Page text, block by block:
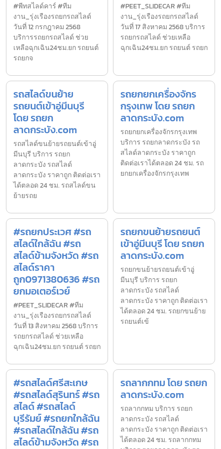
#พีทสไลด์คาร์ #ทีม
งาน_รุ่งเรืองรถยกรถสไลด์
วันที่ 12 กรกฎาคม 2568
บริการรถยกรถสไลด์ ช่วย
เหลือฉุกเฉิน24ชม.ยก รถยนต์
รถยกจ
#PEET_SLIDECAR #ทีม
งาน_รุ่งเรืองรถยกรถสไลด์
วันที่ 17 สิงหาคม 2568 บริการ
รถยกรถสไลด์ ช่วยเหลือ
ฉุกเฉิน24ชม.ยก รถยนต์ รถยก
รถสไลด์ขนย้าย
รถยนต์เข้าอู่มีนบุรี
โดย รถยก
ลาดกระบัง.com
รถสไลด์ขนย้ายรถยนต์เข้าอู่
มีนบุรี บริการ รถยก
ลาดกระบัง รถสไลด์
ลาดกระบัง ราคาถูก ติดต่อเรา
ได้ตลอด 24 ชม. รถสไลด์ขน
ย้ายรถย
รถยกยกเครื่องจักร
กรุงเทพ โดย รถยก
ลาดกระบัง.com
รถยกยกเครื่องจักรกรุงเทพ
บริการ รถยกลาดกระบัง รถ
สไลด์ลาดกระบัง ราคาถูก
ติดต่อเราได้ตลอด 24 ชม. รถ
ยกยกเครื่องจักรกรุงเทพ
#รถยกประเวศ #รถ
สไลด์ใกล้ฉัน #รถ
สไลด์ข้ามจังหวัด #รถ
สไลด์ราคา
ถูก0971380636 #รถ
ยกมอเตอร์เวย์
#PEET_SLIDECAR #ทีม
งาน_รุ่งเรืองรถยกรถสไลด์
วันที่ 13 สิงหาคม 2568 บริการ
รถยกรถสไลด์ ช่วยเหลือ
ฉุกเฉิน24ชม.ยก รถยนต์ รถยก
รถยกขนย้ายรถยนต์
เข้าอู่มีนบุรี โดย รถยก
ลาดกระบัง.com
รถยกขนย้ายรถยนต์เข้าอู่
มีนบุรี บริการ รถยก
ลาดกระบัง รถสไลด์
ลาดกระบัง ราคาถูก ติดต่อเรา
ได้ตลอด 24 ชม. รถยกขนย้าย
รถยนต์เข้
#รถสไลด์ศรีสะเกษ
#รถสไลด์สุรินทร์ #รถ
สไลด์ #รถสไลด์
บุรีรัมย์ #รถยกใกล้ฉัน
#รถสไลด์ใกล้ฉัน #รถ
สไลด์ข้ามจังหวัด #รถ
รถลากกทม โดย รถยก
ลาดกระบัง.com
รถลากกทม บริการ รถยก
ลาดกระบัง รถสไลด์
ลาดกระบัง ราคาถูก ติดต่อเรา
ได้ตลอด 24 ชม. รถลากกทม